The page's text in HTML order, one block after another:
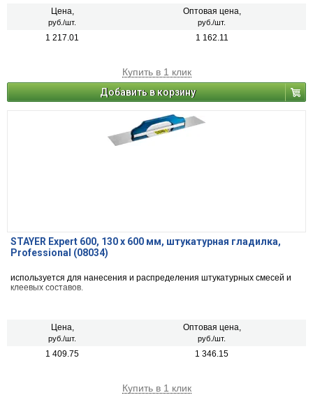
Цена,
руб./шт.
Оптовая цена,
руб./шт.
1 217.01 1 162.11
Купить в 1 клик
Добавить в корзину
STAYER Expert 600, 130 х 600 мм, штукатурная гладилка,
Professional (08034)
используется для нанесения и распределения штукатурных смесей и
клеевых составов.
Цена,
руб./шт.
Оптовая цена,
руб./шт.
1 409.75 1 346.15
Купить в 1 клик